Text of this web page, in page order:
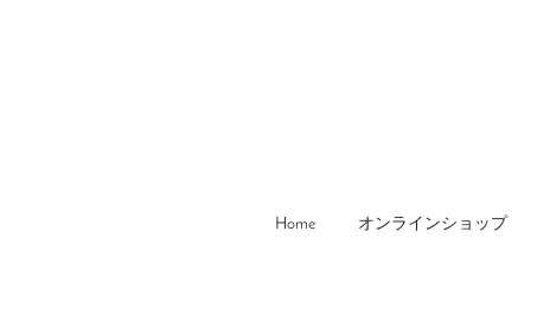
Home オンラインショップ